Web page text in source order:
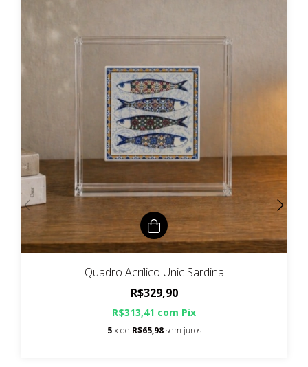
Quadro Acrílico Unic Sardina
R$329,90
R$313,41 com Pix
5 x de R$65,98 sem juros